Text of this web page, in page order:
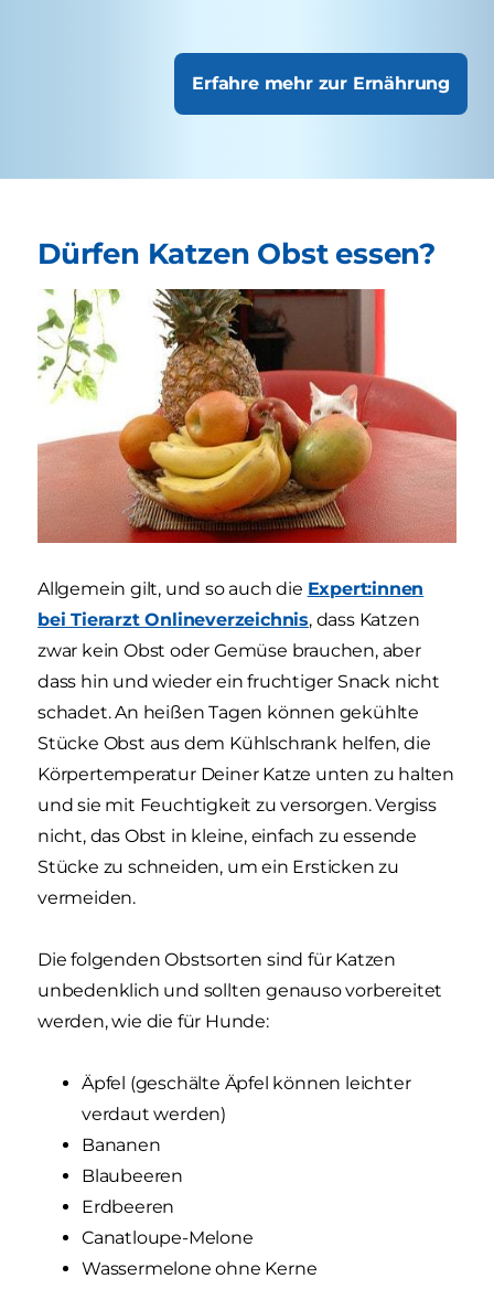
Erfahre mehr zur Ernährung
Dürfen Katzen Obst essen?
Allgemein gilt, und so auch die Expert:innen
bei Tierarzt Onlineverzeichnis, dass Katzen
zwar kein Obst oder Gemüse brauchen, aber
dass hin und wieder ein fruchtiger Snack nicht
schadet. An heißen Tagen können gekühlte
Stücke Obst aus dem Kühlschrank helfen, die
Körpertemperatur Deiner Katze unten zu halten
und sie mit Feuchtigkeit zu versorgen. Vergiss
nicht, das Obst in kleine, einfach zu essende
Stücke zu schneiden, um ein Ersticken zu
vermeiden.
Die folgenden Obstsorten sind für Katzen
unbedenklich und sollten genauso vorbereitet
werden, wie die für Hunde:
Äpfel (geschälte Äpfel können leichter
verdaut werden)
Bananen
Blaubeeren
Erdbeeren
Canatloupe-Melone
Wassermelone ohne Kerne